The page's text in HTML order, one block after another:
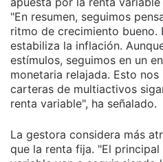
"En resumen, seguimos
ritmo de crecimiento bueno.
estabiliza la inflación.
estímulos, seguimos en un
monetaria relajada. Esto
carteras de multiactivos
renta variable", ha señalado.
La gestora considera más
que la renta fija. "El